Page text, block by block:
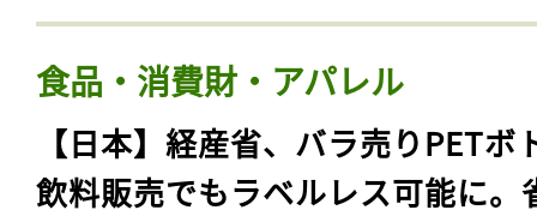
食品・消費財・アパレル
【日本】経産省、バラ売りPETボ
飲料販売でもラベルレス可能に。